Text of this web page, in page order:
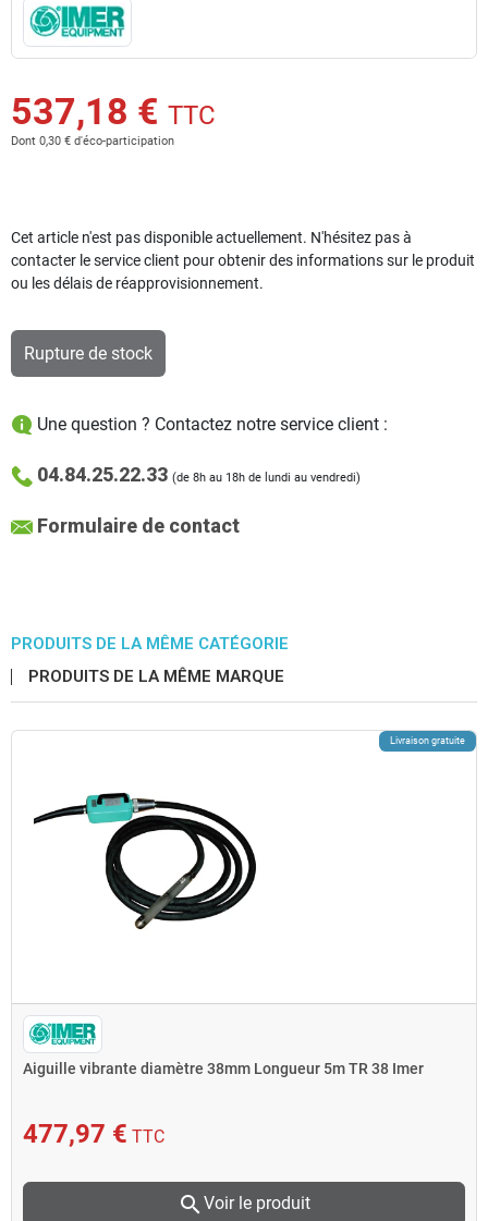
537,18 € TTC
Dont 0,30 € d'éco-participation
Cet article n'est pas disponible actuellement. N'hésitez pas à
contacter le service client pour obtenir des informations sur le produit
ou les délais de réapprovisionnement.
Rupture de stock
Une question ? Contactez notre service client :
04.84.25.22.33 (de 8h au 18h de lundi au vendredi)
Formulaire de contact
PRODUITS DE LA MÊME CATÉGORIE
PRODUITS DE LA MÊME MARQUE
Livraison gratuite
Aiguille vibrante diamètre 38mm Longueur 5m TR 38 Imer
477,97 € TTC
search Voir le produit